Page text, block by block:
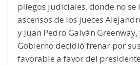
pliegos judiciales, donde no se
ascensos de los jueces
y Juan Pedro Galván
Gobierno decidió frenar por
favorable a favor del